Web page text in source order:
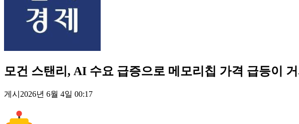
모건 스탠리, AI 수요 급증으로 메모리칩 가격 급등이
게시 2026년 6월 4일 00:17